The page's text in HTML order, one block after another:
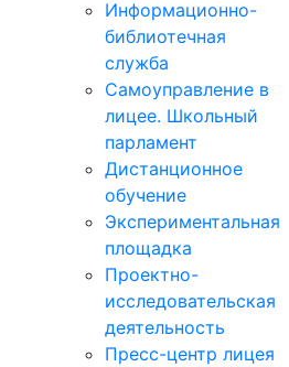
Информационно-
библиотечная
служба
Самоуправление в
лицее. Школьный
парламент
Дистанционное
обучение
Экспериментальная
площадка
Проектно-
исследовательская
деятельность
Пресс-центр лицея